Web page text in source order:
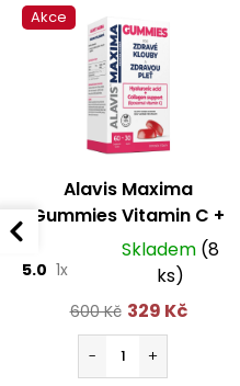
Akce
Alavis Maxima
Gummies Vitamin C +
D3 60 žvýkacích tablet
+ 30 kapslí
5.0 1x
Skladem (8
ks)
600 Kč 329 Kč